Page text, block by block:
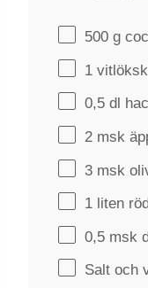
500 g
1
0,5 dl
2 msk
3 msk
1 liten
0,5 msk
Salt och